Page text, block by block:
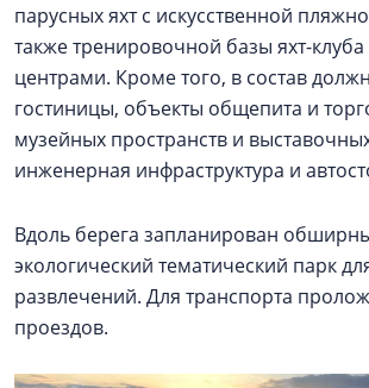
парусных яхт с искусственной
также тренировочной базы яхт-
центрами. Кроме того, в состав
гостиницы, объекты общепита и
музейных пространств и
инженерная инфраструктура и
Вдоль берега запланирован
экологический тематический парк
развлечений. Для транспорта
проездов.